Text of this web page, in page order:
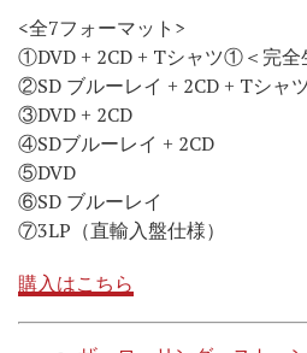
<全7フォーマット>
①DVD + 2CD + Tシャツ①＜完全
②SD ブルーレイ + 2CD + Tシャ
③DVD + 2CD
④SDブルーレイ + 2CD
⑤DVD
⑥SD ブルーレイ
⑦3LP（直輸入盤仕様）
購入はこちら